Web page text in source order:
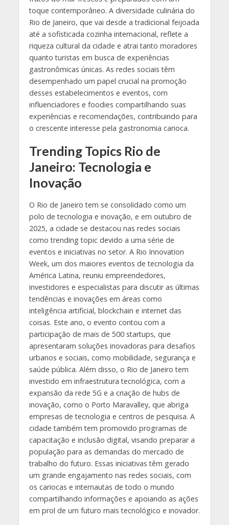
toque contemporâneo. A diversidade culinária do
Rio de Janeiro, que vai desde a tradicional feijoada
até a sofisticada cozinha internacional, reflete a
riqueza cultural da cidade e atrai tanto moradores
quanto turistas em busca de experiências
gastronômicas únicas. As redes sociais têm
desempenhado um papel crucial na promoção
desses estabelecimentos e eventos, com
influenciadores e foodies compartilhando suas
experiências e recomendações, contribuindo para
o crescente interesse pela gastronomia carioca.
Trending Topics Rio de
Janeiro: Tecnologia e
Inovação
O Rio de Janeiro tem se consolidado como um
polo de tecnologia e inovação, e em outubro de
2025, a cidade se destacou nas redes sociais
como trending topic devido a uma série de
eventos e iniciativas no setor. A Rio Innovation
Week, um dos maiores eventos de tecnologia da
América Latina, reuniu empreendedores,
investidores e especialistas para discutir as últimas
tendências e inovações em áreas como
inteligência artificial, blockchain e internet das
coisas. Este ano, o evento contou com a
participação de mais de 500 startups, que
apresentaram soluções inovadoras para desafios
urbanos e sociais, como mobilidade, segurança e
saúde pública. Além disso, o Rio de Janeiro tem
investido em infraestrutura tecnológica, com a
expansão da rede 5G e a criação de hubs de
inovação, como o Porto Maravalley, que abriga
empresas de tecnologia e centros de pesquisa. A
cidade também tem promovido programas de
capacitação e inclusão digital, visando preparar a
população para as demandas do mercado de
trabalho do futuro. Essas iniciativas têm gerado
um grande engajamento nas redes sociais, com
os cariocas e internautas de todo o mundo
compartilhando informações e apoiando as ações
em prol de um futuro mais tecnológico e inovador.